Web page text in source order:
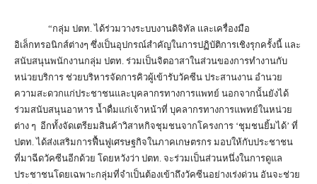
“กลุ่ม ปตท. ได้ร่วมวางระบบงานดิจิทัล และเครื่องมือ
อิเล็กทรอนิกส์ต่างๆ ซึ่งเป็นอุปกรณ์สำคัญในการปฏิบัติการเชิงรุกครั้งนี้ และ
สนับสนุนพนักงานกลุ่ม ปตท. ร่วมเป็นจิตอาสาในส่วนของการทำงานกับ
หน่วยบริการ ช่วยบริหารจัดการคิวผู้เข้ารับวัคซีน ประสานงาน อำนวย
ความสะดวกแก่ประชาชนและบุคลากรทางการแพทย์ นอกจากนั้นยังได้
ร่วมสนับสนุนอาหาร น้ำดื่มแก่เจ้าหน้าที่ บุคลากรทางการแพทย์ในหน่วย
ต่าง ๆ อีกทั้งจัดเตรียมสินค้าวิสาหกิจชุมชนจากโครงการ ‘ชุมชนยิ้มได้’ ที่
ปตท. ได้ส่งเสริมการฟื้นฟูเศรษฐกิจในภาคเกษตรกร มอบให้กับประชาชน
ที่มาฉีดวัคซีนอีกด้วย โดยหวังว่า ปตท. จะร่วมเป็นส่วนหนึ่งในการดูแล
ประชาชนโดยเฉพาะกลุ่มที่จำเป็นต้องเข้าถึงวัคซีนอย่างเร่งด่วน อันจะช่วย